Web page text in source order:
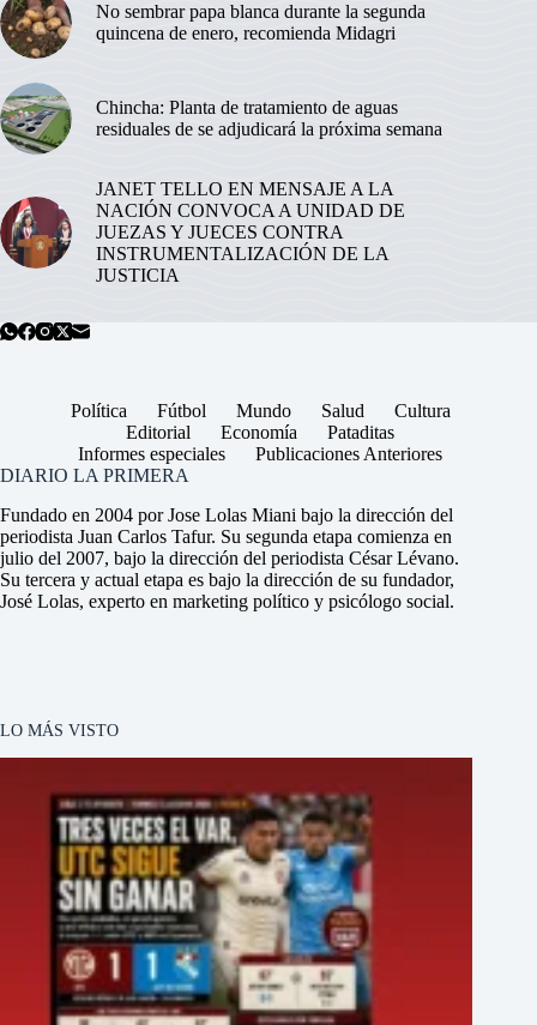
No sembrar papa blanca durante la segunda
quincena de enero, recomienda Midagri
Chincha: Planta de tratamiento de aguas
residuales de se adjudicará la próxima semana
JANET TELLO EN MENSAJE A LA
NACIÓN CONVOCA A UNIDAD DE
JUEZAS Y JUECES CONTRA
INSTRUMENTALIZACIÓN DE LA
JUSTICIA
Política Fútbol Mundo Salud
Cultura
Editorial
Economía
Pataditas
Informes especiales
Publicaciones Anteriores
DIARIO LA PRIMERA
Fundado en 2004 por Jose Lolas Miani bajo la dirección del
periodista Juan Carlos Tafur. Su segunda etapa comienza en
julio del 2007, bajo la dirección del periodista César Lévano.
Su tercera y actual etapa es bajo la dirección de su fundador,
José Lolas, experto en marketing político y psicólogo social.
LO MÁS VISTO